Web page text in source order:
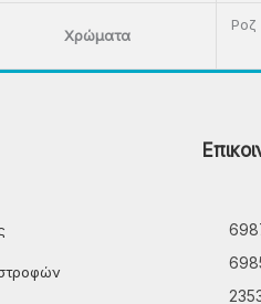
Χρώματα
Ροζ